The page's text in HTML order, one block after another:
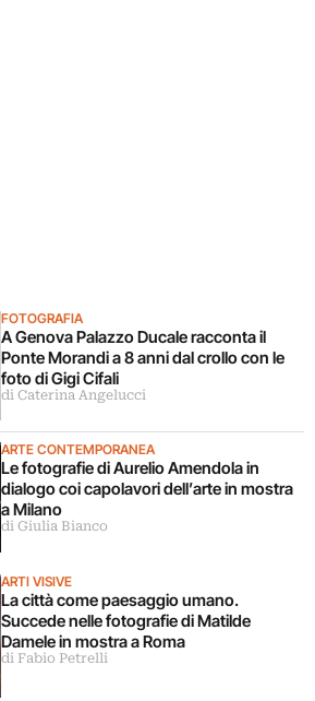
FOTOGRAFIA
A Genova Palazzo Ducale racconta il
Ponte Morandi a 8 anni dal crollo con le
foto di Gigi Cifali
di Caterina Angelucci
ARTE CONTEMPORANEA
Le fotografie di Aurelio Amendola in
dialogo coi capolavori dell’arte in mostra
a Milano
di Giulia Bianco
ARTI VISIVE
La città come paesaggio umano.
Succede nelle fotografie di Matilde
Damele in mostra a Roma
di Fabio Petrelli